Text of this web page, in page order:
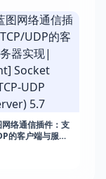
络通信插件：支
的客户端与服务
UDP Client-